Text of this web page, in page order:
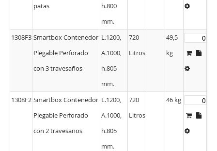
patas
h.800
mm.
1308F3 Smartbox Contenedor
Plegable Perforado
con 3 travesaños
L.1200,
A.1000,
h.805
mm.
720
Litros
49,5
kg
1308F2 Smartbox Contenedor
Plegable Perforado
con 2 travesaños
L.1200,
A.1000,
h.805
mm.
720
Litros
46 kg